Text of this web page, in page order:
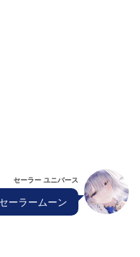
セーラー ユニバース
ーラームーン